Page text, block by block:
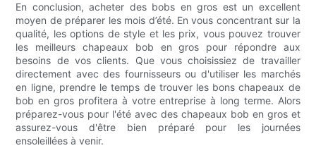
En conclusion, acheter des bobs en gros est un excellent
moyen de préparer les mois d’été. En vous concentrant sur la
qualité, les options de style et les prix, vous pouvez trouver
les meilleurs chapeaux bob en gros pour répondre aux
besoins de vos clients. Que vous choisissiez de travailler
directement avec des fournisseurs ou d'utiliser les marchés
en ligne, prendre le temps de trouver les bons chapeaux de
bob en gros profitera à votre entreprise à long terme. Alors
préparez-vous pour l'été avec des chapeaux bob en gros et
assurez-vous d'être bien préparé pour les journées
ensoleillées à venir.